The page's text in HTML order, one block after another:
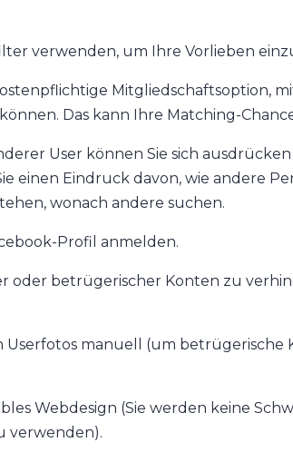
verwenden, um Ihre Vorlieben
Mitgliedschaftsoption,
Das kann Ihre Matching-
User können Sie sich
einen Eindruck davon, wie andere
wonach andere suchen.
Profil anmelden.
oder betrügerischer Konten zu
manuell (um betrügerische
Webdesign (Sie werden keine
verwenden).